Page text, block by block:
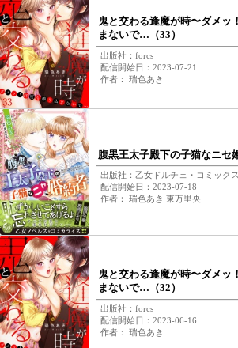
鬼と交わる逢魔が時〜ダメッ
まないで…（33）
出版社：forcs
配信開始日：2023-07-21
作者： 瑞色あき
腹黒王太子殿下の子猫なニセ
出版社：乙女ドルチェ・コミックス
配信開始日：2023-07-18
作者： 瑞色あき 東万里央
鬼と交わる逢魔が時〜ダメッ
まないで…（32）
出版社：forcs
配信開始日：2023-06-16
作者： 瑞色あき